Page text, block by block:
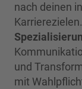
nach deinen
und
mit